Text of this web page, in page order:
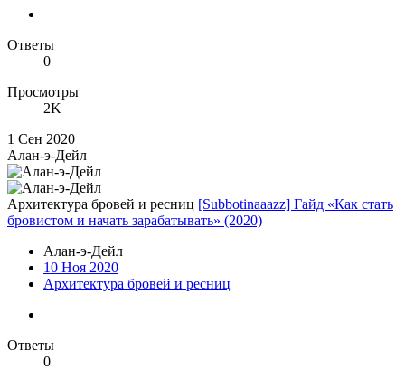
Ответы
0
Просмотры
2K
1 Сен 2020
Алан-э-Дейл
Архитектура бровей и ресниц [Subbotinaaazz] Гайд «Как стать
бровистом и начать зарабатывать» (2020)
Алан-э-Дейл
10 Ноя 2020
Архитектура бровей и ресниц
Ответы
0